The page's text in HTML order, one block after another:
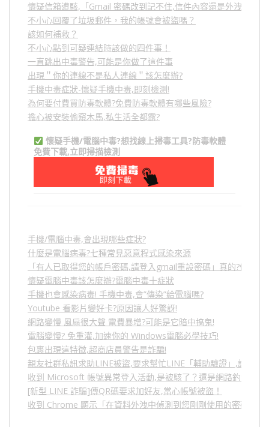
懷疑信箱遭駭,「Gmail 密碼改到記不住,信件內容還是外洩？」,
不小心回覆了垃圾郵件，我的帳號會被盜嗎？
該如何補救？
不小心點到可疑連結時該做的四件事！
一直跳出中毒警告,可能是你做了這件事
出現＂你的連線不是私人連線＂該怎麼辦?
手機中毒症狀-懷疑手機中毒,即刻檢測!
為何要付費買防毒軟體?免費防毒軟體有哪些風險?
擔心被安裝偷窺木馬,私生活全都露?
懷疑手機/電腦中毒?想找線上掃毒工具?防毒軟體
免費下載,立即掃描檢測
手機/電腦中毒,會出現哪些症狀?
什麼是電腦病毒?七種常見惡意程式感染來源
「有人已取得您的帳戶密碼,請登入gmail重設密碼」真的?假的?5
懷疑電腦中毒該怎麼辦?電腦中毒十症狀
手機也會感染病毒! 手機中毒,會”傳染”給電腦嗎?
Youtube 看影片變好卡?原因讓人好驚訝!
網路變慢 風扇很大聲 電費暴增?可能是它暗中搞鬼!
電腦變慢? 免重灌,加速你的 Windows電腦必學技巧!
包裹出現這特徵,超商店員警告是詐騙!
親友社群私訊求助LINE被盜,要求幫忙LINE「輔助驗證」,詐騙
收到 Microsoft 帳號異常登入活動,是被駭了？還是網路釣魚？
[新型 LINE 詐騙]傳QR碼要求加好友,當心帳號被盜！
收到 Chrome 顯示「在資料外洩中偵測到您剛剛使用的密碼」